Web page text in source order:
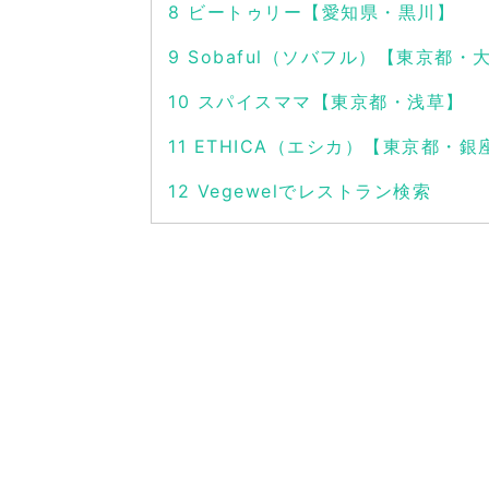
8 ビートゥリー【愛知県・黒川】
9 Sobaful（ソバフル）【東京都・大
10 スパイスママ【東京都・浅草】
11 ETHICA（エシカ）【東京都・銀
12 Vegewelでレストラン検索